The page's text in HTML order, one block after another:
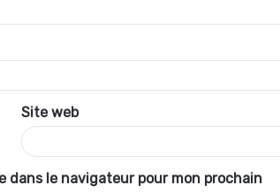
Site web
dans le navigateur pour mon prochain